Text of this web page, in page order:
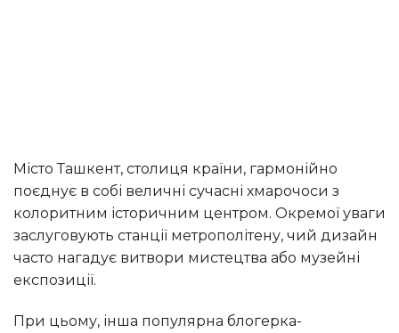
Місто Ташкент, столиця країни, гармонійно
поєднує в собі величні сучасні хмарочоси з
колоритним історичним центром. Окремої уваги
заслуговують станції метрополітену, чий дизайн
часто нагадує витвори мистецтва або музейні
експозиції.
При цьому, інша популярна блогерка-